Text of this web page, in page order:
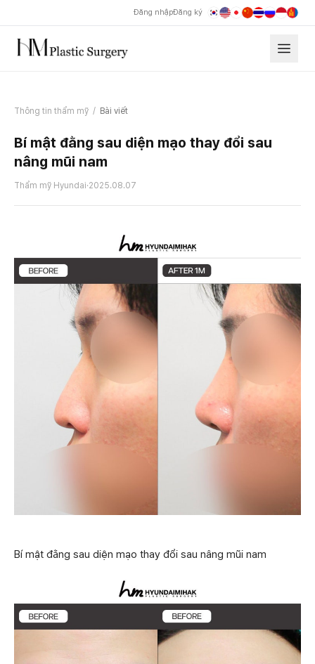
Đăng nhậpĐăng ký
Thông tin thẩm mỹ / Bài viết
Bí mật đằng sau diện mạo thay đổi sau
nâng mũi nam
Thẩm mỹ Hyundai·2025.08.07
Bí mật đằng sau diện mạo thay đổi sau nâng mũi nam